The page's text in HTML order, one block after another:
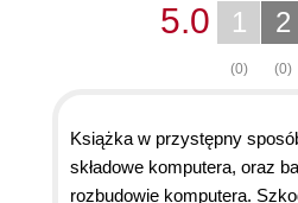
2
(0)
1
(0)
5.0
Książka w przystępny
składowe komputera, oraz
rozbudowie komputera.